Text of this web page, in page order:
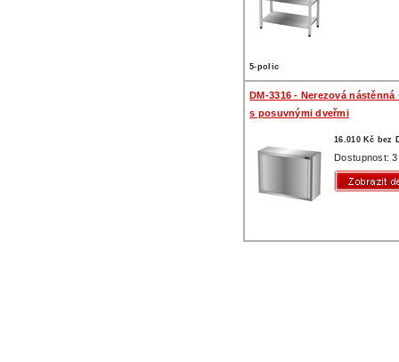
5-polic
DM-3316 - Nerezová nástěnná
s posuvnými dveřmi
16.010 Kč bez
Dostupnost: